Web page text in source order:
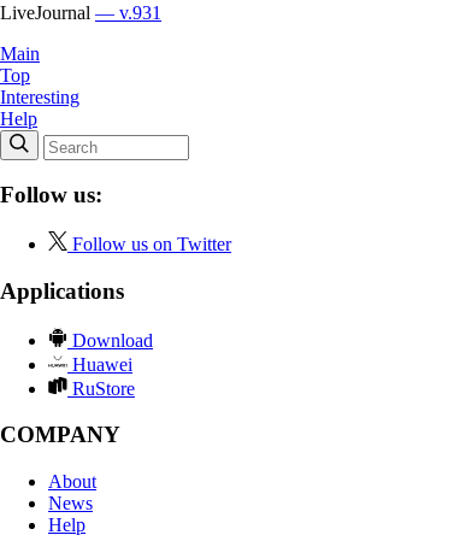
LiveJournal — v.931
Main
Top
Interesting
Help
Follow us:
Follow us on Twitter
Applications
Download
Huawei
RuStore
COMPANY
About
News
Help